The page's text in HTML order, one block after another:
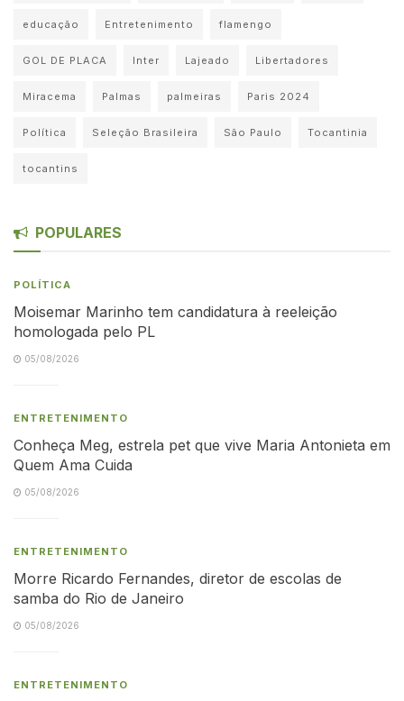
educação Entretenimento flamengo
GOL DE PLACA Inter Lajeado Libertadores
Miracema Palmas palmeiras Paris 2024
Política Seleção Brasileira São Paulo Tocantinia
tocantins
POPULARES
POLÍTICA
Moisemar Marinho tem candidatura à reeleição
homologada pelo PL
05/08/2026
ENTRETENIMENTO
Conheça Meg, estrela pet que vive Maria Antonieta em
Quem Ama Cuida
05/08/2026
ENTRETENIMENTO
Morre Ricardo Fernandes, diretor de escolas de
samba do Rio de Janeiro
05/08/2026
ENTRETENIMENTO